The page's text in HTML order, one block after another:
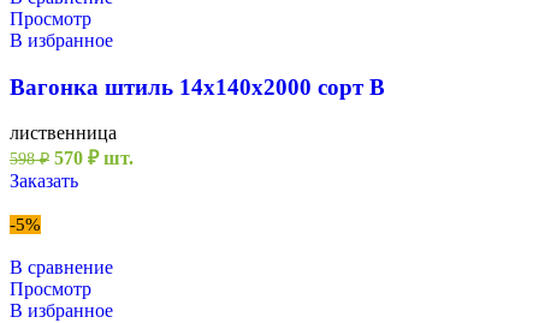
Просмотр
В избранное
Вагонка штиль 14х140х2000 сорт В
лиственница
598₽ Первоначальная
цена
570 ₽Текущая
шт.
Заказать
-5%
В сравнение
Просмотр
В избранное